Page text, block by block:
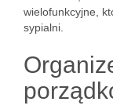
wielofunkcyjne,
sypialni.